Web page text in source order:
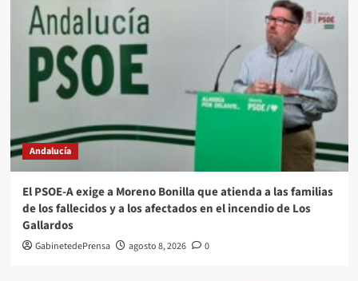
Andalucía
El PSOE-A exige a Moreno Bonilla que atienda a las familias
de los fallecidos y a los afectados en el incendio de Los
Gallardos
GabinetedePrensa agosto 8, 2026 0